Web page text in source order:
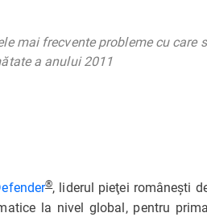
mai frecvente probleme cu
a anului 2011
®, liderul pieţei româneşti
la nivel global, pentru